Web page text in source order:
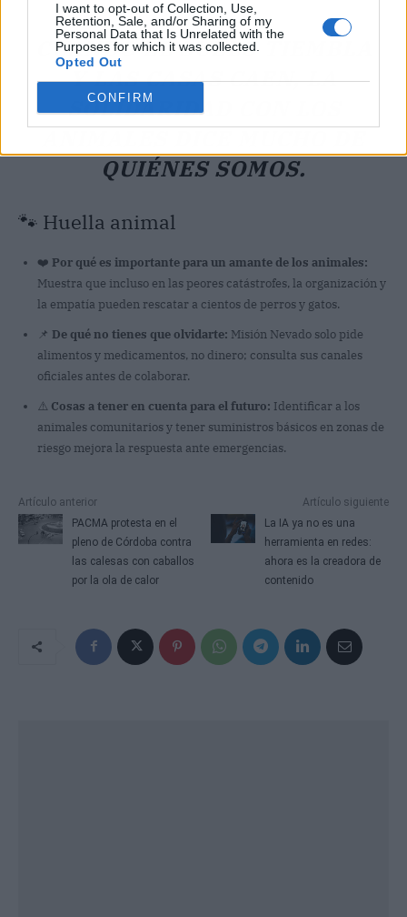
I want to opt-out of Collection, Use,
Retention, Sale, and/or Sharing of my
Personal Data that Is Unrelated with the
Purposes for which it was collected.
Opted Out
CONFIRM
CUANDO EL SUELO TIEMBLA
Y LAS CASAS CAEN, LA
SOLIDARIDAD CON LOS
QUIÉNES SOMOS.
🐾 Huella animal
❤️ Por qué es importante para un amante de los animales:
Muestra que incluso en las peores catástrofes, la organización y
la empatía pueden rescatar a cientos de perros y gatos.
📌 De qué no tienes que olvidarte: Misión Nevado solo pide
alimentos y medicamentos, no dinero; consulta sus canales
oficiales antes de colaborar.
⚠️ Cosas a tener en cuenta para el futuro: Identificar a los
animales comunitarios y tener suministros básicos en zonas de
riesgo mejora la respuesta ante emergencias.
Artículo anterior
PACMA protesta en el
pleno de Córdoba contra
las calesas con caballos
por la ola de calor
Artículo siguiente
La IA ya no es una
herramienta en redes:
ahora es la creadora de
contenido